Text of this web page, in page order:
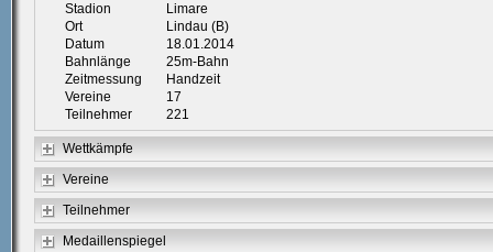
Stadion
Limare
Ort
Lindau (B)
Datum
18.01.2014
Bahnlänge
25m-Bahn
Zeitmessung
Handzeit
Vereine
17
Teilnehmer
221
Wettkämpfe
Vereine
Teilnehmer
Medaillenspiegel